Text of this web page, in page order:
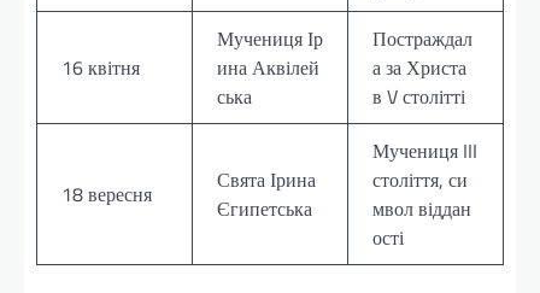
16 квітня
Мучениця Ір
ина Аквілей
ська
Постраждал
а за Христа
в V столітті
18 вересня
Свята Ірина
Єгипетська
Мучениця III
століття, си
мвол віддан
ості